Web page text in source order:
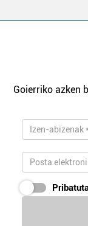
Goierriko azken